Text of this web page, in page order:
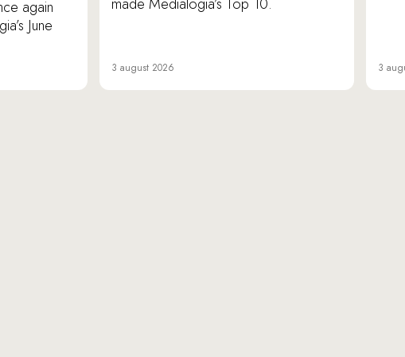
again
June
made Medialogia’s Top 10.
3 august 2026 3